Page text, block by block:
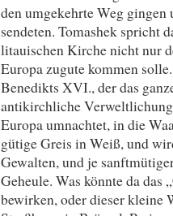
den umgekehrte Weg
sendeten. Tomashek spricht
litauischen Kirche nicht nur
Europa zugute kommen
Benedikts XVI., der das
antikirchliche
Europa umnachtet, in die
gütige Greis in Weiß, und
Gewalten, und je
Geheule. Was könnte da
bewirken, oder dieser kleine